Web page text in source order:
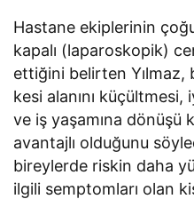
Hastane ekiplerinin
kapalı (laparoskopik)
ettiğini belirten Yılmaz,
kesi alanını küçültmesi,
ve iş yaşamına dönüşü
avantajlı olduğunu
bireylerde riskin daha
ilgili semptomları olan